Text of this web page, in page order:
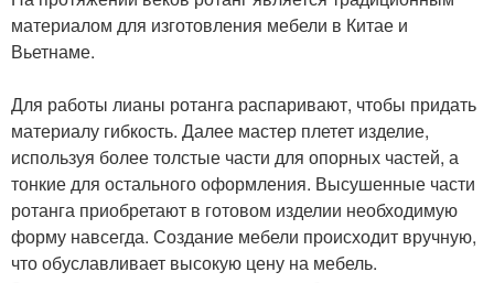
материалом для изготовления мебели в Китае и
Вьетнаме.
Для работы лианы ротанга распаривают, чтобы придать
материалу гибкость. Далее мастер плетет изделие,
используя более толстые части для опорных частей, а
тонкие для остального оформления. Высушенные части
ротанга приобретают в готовом изделии необходимую
форму навсегда. Создание мебели происходит вручную,
что обуславливает высокую цену на мебель.